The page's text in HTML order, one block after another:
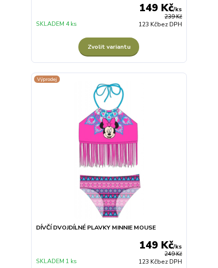
239 Kč
149 Kč/ks
123 Kčbez DPH
SKLADEM 4 ks
Zvolit variantu
Výprodej
DÍVČÍ DVOJDÍLNÉ PLAVKY MINNIE MOUSE
249 Kč
149 Kč/ks
123 Kčbez DPH
SKLADEM 1 ks